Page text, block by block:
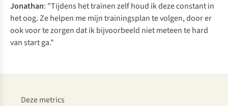
Jonathan: "Tijdens het trainen zelf houd ik deze constant in
het oog. Ze helpen me mijn trainingsplan te volgen, door er
ook voor te zorgen dat ik bijvoorbeeld niet meteen te hard
van start ga."
Deze metrics